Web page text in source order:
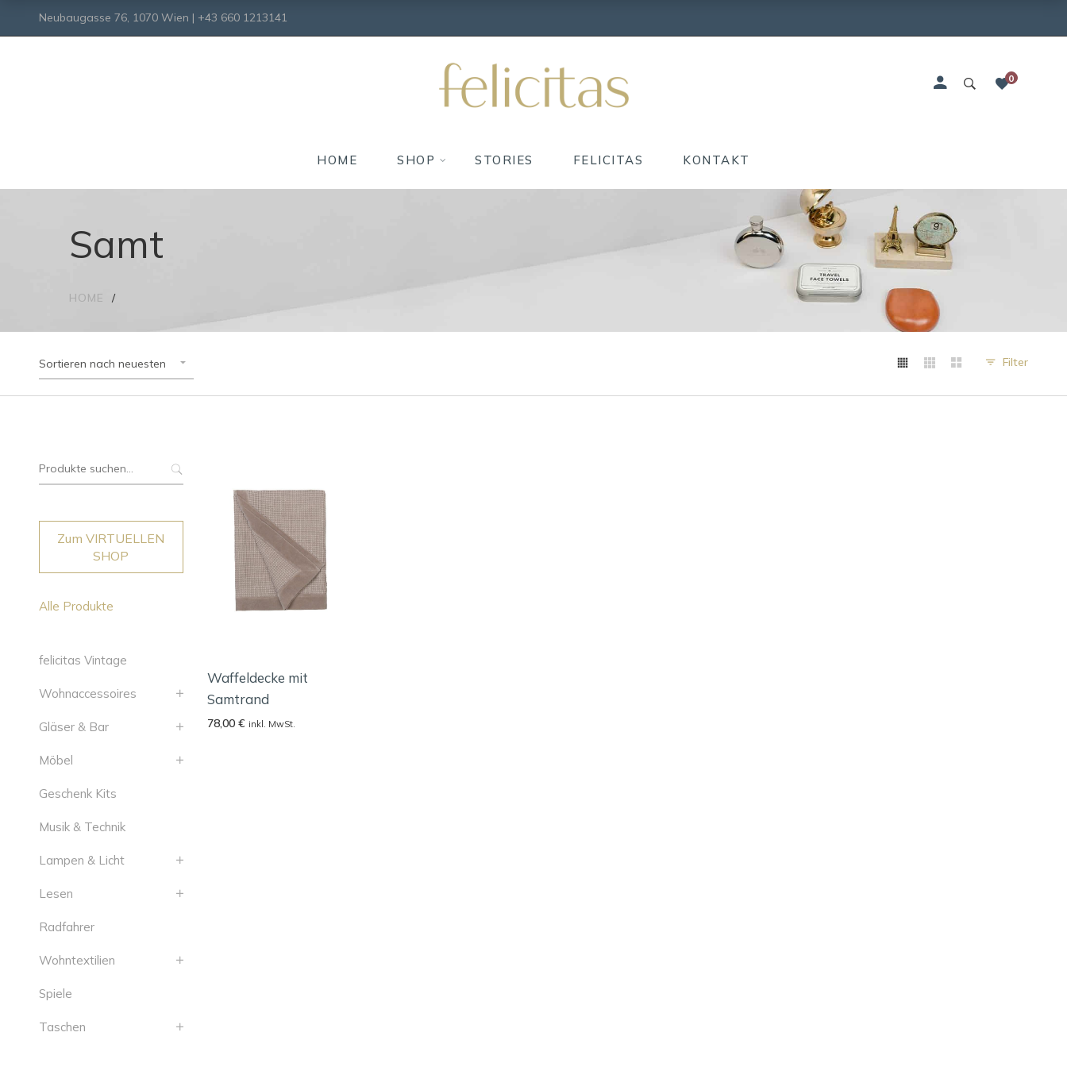
Neubaugasse 76, 1070 Wien | +43 660 1213141
0
HOME SHOP STORIES FELICITAS KONTAKT
Samt
HOME
Sortieren nach neuesten Filter
Waffeldecke mit
Samtrand
78,00€ inkl. MwSt.
Suche
Zum VIRTUELLEN
SHOP
Alle Produkte
felicitas Vintage
Wohnaccessoires
Gläser & Bar
Möbel
Geschenk Kits
Musik & Technik
Lampen & Licht
Lesen
Radfahrer
Wohntextilien
Spiele
Taschen